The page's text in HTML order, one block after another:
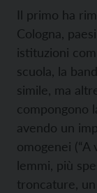
Il primo ha
Cologna,
istituzioni
scuola, la
simile, ma
compongono
avendo un
omogenei
lemmi, più
troncature,